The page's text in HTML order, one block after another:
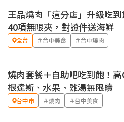
優惠
王品燒肉「這分店」升級吃
40項無限夾，對證件送海鮮
全台 ＃台中美食 ＃台中燒肉
燒肉套餐＋自助吧吃到飽！
根達斯、水果、雞湯無限續
台中市 ＃燒肉 ＃台中美食